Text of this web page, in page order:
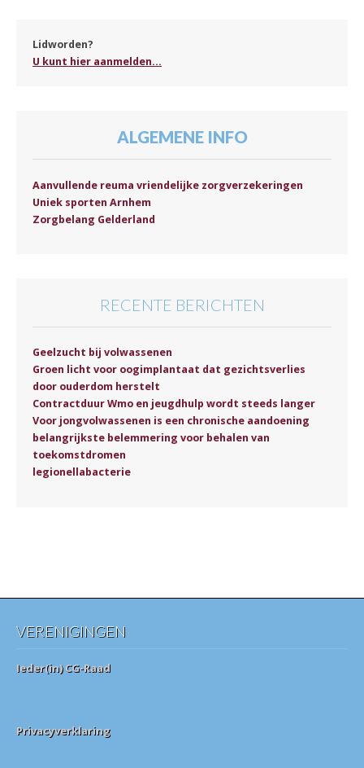
Lidworden?
U kunt hier aanmelden...
ALGEMENE INFO
Aanvullende reuma vriendelijke zorgverzekeringen
Uniek sporten Arnhem
Zorgbelang Gelderland
RECENTE BERICHTEN
Geelzucht bij volwassenen
Groen licht voor oogimplantaat dat gezichtsverlies
door ouderdom herstelt
Contractduur Wmo en jeugdhulp wordt steeds langer
Voor jongvolwassenen is een chronische aandoening
belangrijkste belemmering voor behalen van
toekomstdromen
legionellabacterie
VERENIGINGEN
Ieder(in) CG-Raad
Privacyverklaring